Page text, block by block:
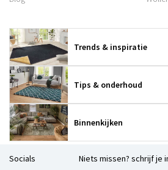
Trends & inspiratie
Tips & onderhoud
Binnenkijken
Socials Niets missen? schrijf je